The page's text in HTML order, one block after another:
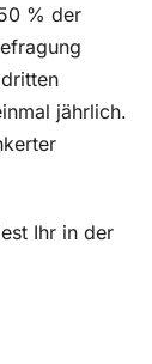
% der
jährlich.
Ihr in der